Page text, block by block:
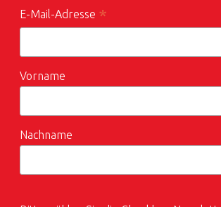
E-Mail-Adresse *
Vorname
Nachname